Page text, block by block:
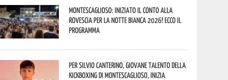
Montescaglioso: iniziato il conto alla
rovescia per la Notte Bianca 2026! Ecco il
programma
Per Silvio Canterino, giovane talento della
kickboxing di Montescaglioso, inizia